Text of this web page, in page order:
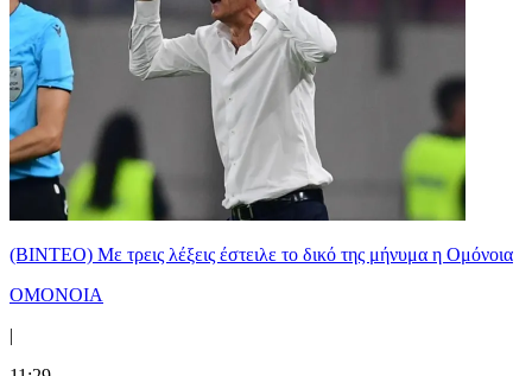
(ΒΙΝΤΕΟ) Με τρεις λέξεις έστειλε το δικό της μήνυμα η Ομόνοια
ΟΜΟΝΟΙΑ
|